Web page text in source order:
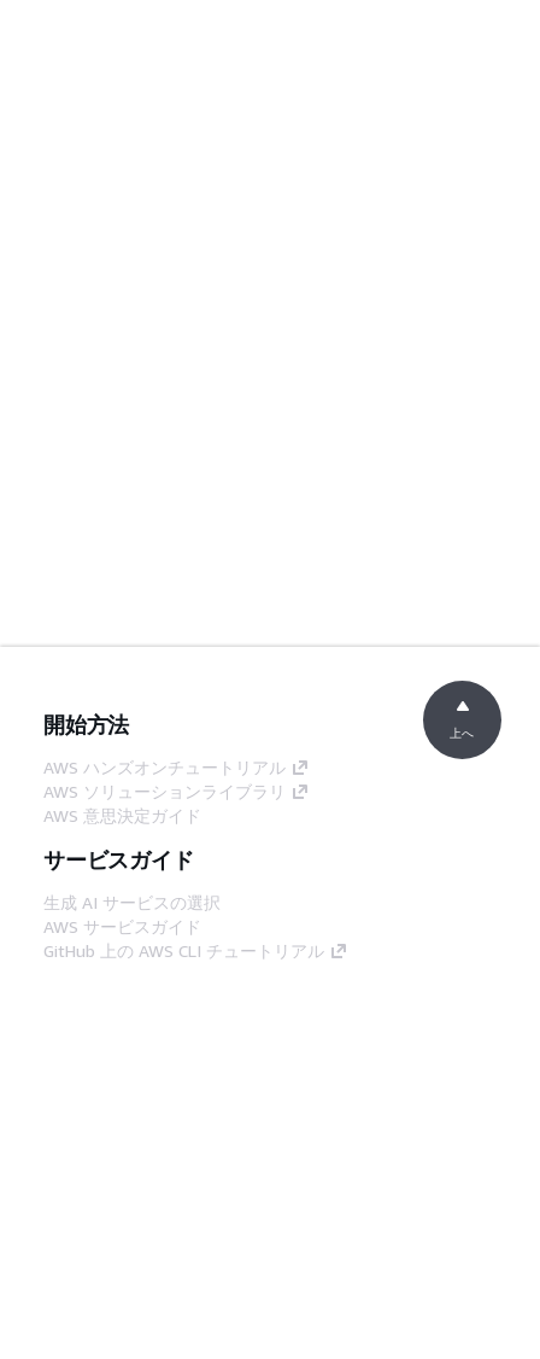
開始方法
AWS ハンズオンチュートリアル
AWS ソリューションライブラリ
AWS 意思決定ガイド
サービスガイド
生成 AI サービスの選択
AWS サービスガイド
GitHub 上の AWS CLI チュートリアル
上へ